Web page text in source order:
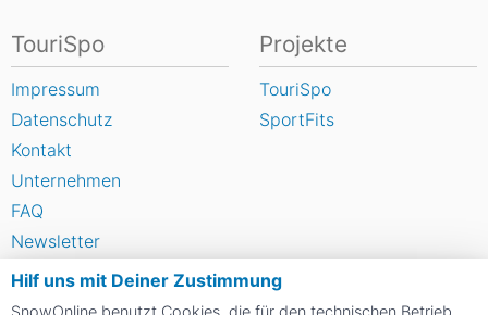
Hilf uns mit Deiner Zustimmung
SnowOnline benutzt Cookies, die für den technischen Betrieb
TouriSpo
Impressum
Datenschutz
Kontakt
Unternehmen
FAQ
Newsletter
Widget
Umfragen
Projekte
TouriSpo
SportFits